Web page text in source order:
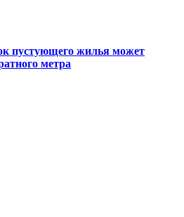
пустующего жилья может
метра